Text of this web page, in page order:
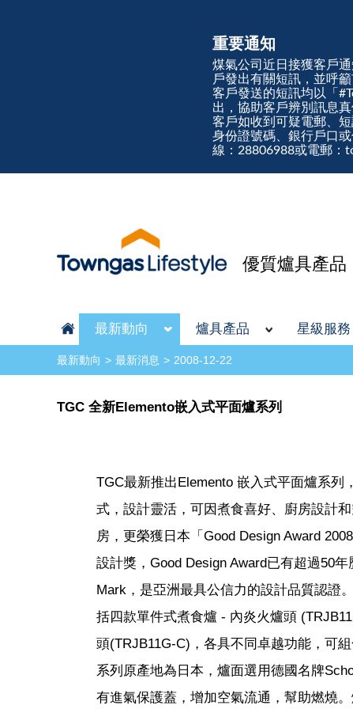
重要通知
煤氣公司近日接獲客戶
戶發出有關短訊，並呼
客戶發送的短訊均以「
出，協助客戶辨別訊息真
客戶如收到可疑電郵、
身份證號碼、銀行戶口
線：28806988或電郵：
優質爐具產品
最新動向 爐具產品 星級服務
最新動向 最新消息 2008-12-22
TGC 全新Elemento嵌入式平面爐系列
TGC最新推出Elemento 嵌入式平面爐系
式，設計靈活，可因煮食喜好、廚房設計
房，更榮獲日本「Good Design Award
設計獎，Good Design Award已有超過50
Mark，是亞洲最具公信力的設計品質認證
括四款單件式煮食爐 - 內炎火爐頭
頭(TRJB11G-C)，各具不同卓越功能，可
系列原產地為日本，爐面選用德國名牌
有進氣保護蓋，增加空氣流通，幫助燃燒